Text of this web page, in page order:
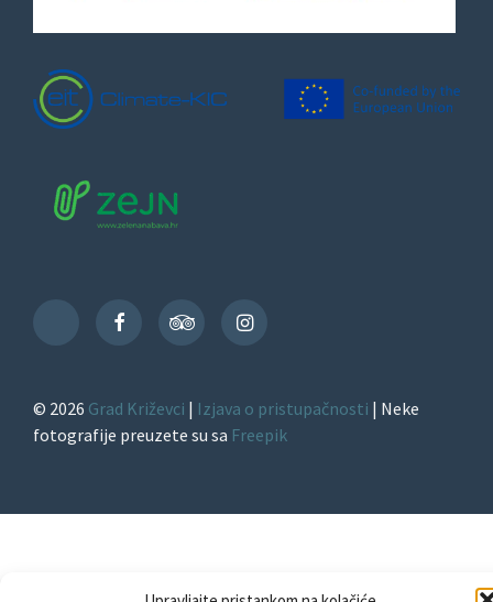
TikTok
FacebookTripAdvisorInstagram
© 2026 Grad Križevci | Izjava o pristupačnosti | Neke
fotografije preuzete su sa Freepik